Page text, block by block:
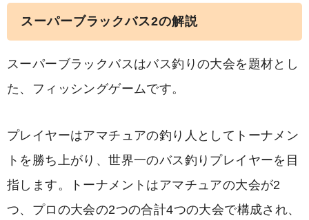
スーパーブラックバス2の解説
スーパーブラックバスはバス釣りの大会を題材とし
た、フィッシングゲームです。
プレイヤーはアマチュアの釣り人としてトーナメン
トを勝ち上がり、世界一のバス釣りプレイヤーを目
指します。トーナメントはアマチュアの大会が2
つ、プロの大会の2つの合計4つの大会で構成され、